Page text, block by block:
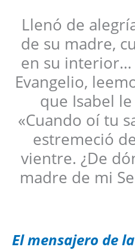
Llenó de
de su madre,
en su interior…
Evangelio,
que Isabel
«Cuando oí tu
estremeció
vientre. ¿De
madre de mi
El mensajero de